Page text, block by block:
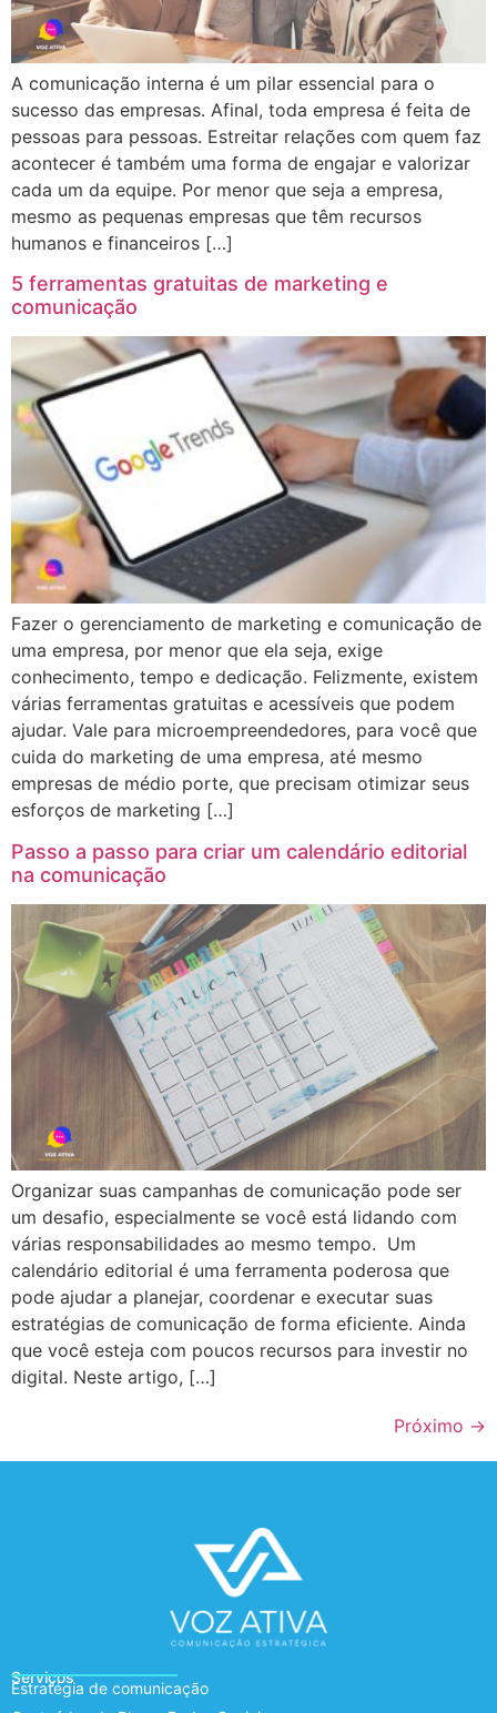
A comunicação interna é um pilar essencial para o
sucesso das empresas. Afinal, toda empresa é feita de
pessoas para pessoas. Estreitar relações com quem faz
acontecer é também uma forma de engajar e valorizar
cada um da equipe. Por menor que seja a empresa,
mesmo as pequenas empresas que têm recursos
humanos e financeiros […]
5 ferramentas gratuitas de marketing e
comunicação
Fazer o gerenciamento de marketing e comunicação de
uma empresa, por menor que ela seja, exige
conhecimento, tempo e dedicação. Felizmente, existem
várias ferramentas gratuitas e acessíveis que podem
ajudar. Vale para microempreendedores, para você que
cuida do marketing de uma empresa, até mesmo
empresas de médio porte, que precisam otimizar seus
esforços de marketing […]
Passo a passo para criar um calendário editorial
na comunicação
Organizar suas campanhas de comunicação pode ser
um desafio, especialmente se você está lidando com
várias responsabilidades ao mesmo tempo. Um
calendário editorial é uma ferramenta poderosa que
pode ajudar a planejar, coordenar e executar suas
estratégias de comunicação de forma eficiente. Ainda
que você esteja com poucos recursos para investir no
digital. Neste artigo, […]
Próximo →
Serviços
Estratégia de comunicação